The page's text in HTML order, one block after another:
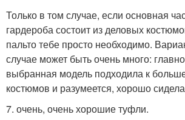
Только в том случае, если основная
гардероба состоит из деловых
пальто тебе просто необходимо.
случае может быть очень много:
выбранная модель подходила к
костюмов и разумеется, хорошо
7. очень, очень хорошие туфли.